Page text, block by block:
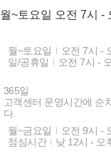
월~토요일 오전 7시 -
월~토요일
오전 7시 -
일/공휴일
오전 7시 -
365일
고객센터 운영시간에 순
다.
월~금요일
오전 9시 -
점심시간
낮 12시 - 오